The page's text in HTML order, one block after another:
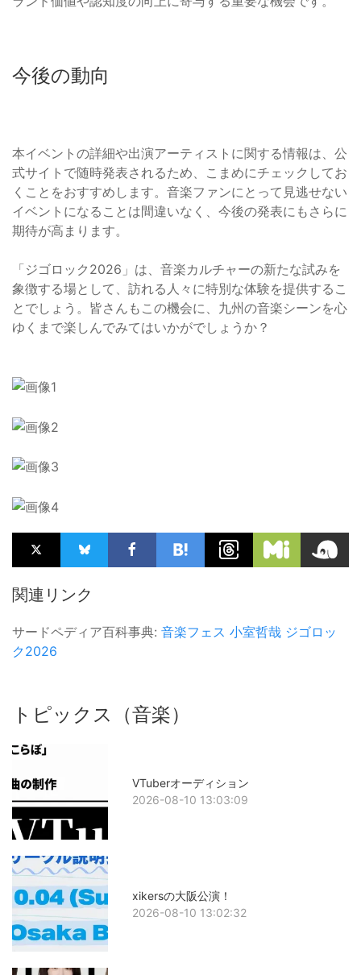
今後の動向
本イベントの詳細や出演アーティストに関する情報は、公
式サイトで随時発表されるため、こまめにチェックしてお
くことをおすすめします。音楽ファンにとって見逃せない
イベントになることは間違いなく、今後の発表にもさらに
期待が高まります。
「ジゴロック2026」は、音楽カルチャーの新たな試みを
象徴する場として、訪れる人々に特別な体験を提供するこ
とでしょう。皆さんもこの機会に、九州の音楽シーンを心
ゆくまで楽しんでみてはいかがでしょうか？
関連リンク
サードペディア百科事典: 音楽フェス 小室哲哉 ジゴロッ
ク2026
トピックス（音楽）
VTuberオーディション
2026-08-10 13:03:09
xikersの大阪公演！
2026-08-10 13:02:32